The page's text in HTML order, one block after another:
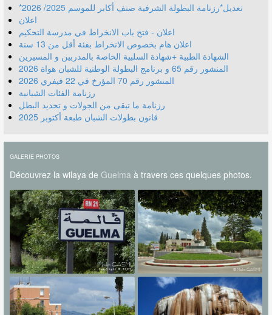
*تعديل*رزنامة البطولة الشرفية صنف أكابر للموسم 2025/ 2026
اعلان
اعلان - فتح باب الانخراط في مدرسة التحكيم
اعلان هام بخصوص الانخراط بفئة أقل من 13 سنة
الشهادة الطبية +شهادة السلبية الخاصة بالمدربين و المسيرين
المنشور رقم 70 المؤرخ في 22 فيفري 2026
رزنامة الفئات الشبانية
رزنامة ما تبقى من الجولات و تحديد البطل
قانون بطولات الشبان طبعة أكتوبر 2025
GALERIE PHOTOS
Découvrez la wilaya de Guelmaà travers ces quelques photos.